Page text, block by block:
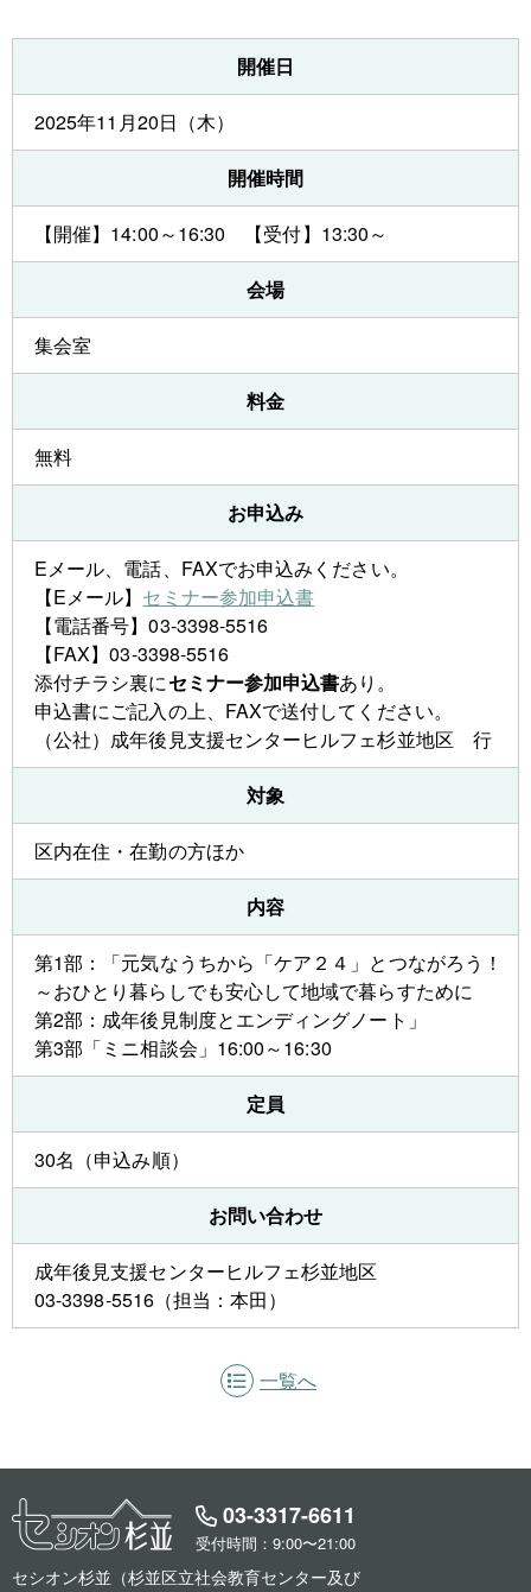
開催日
2025年11月20日（木）
開催時間
【開催】14:00～16:30 【受付】13:30～
会場
集会室
料金
無料
お申込み
Eメール、電話、FAXでお申込みください。
【Eメール】 セミナー参加申込書
【電話番号】03-3398-5516
【FAX】03-3398-5516
添付チラシ裏にセミナー参加申込書あり。
申込書にご記入の上、FAXで送付してください。
（公社）成年後見支援センターヒルフェ杉並地区 行
対象
区内在住・在勤の方ほか
内容
第1部：「元気なうちから「ケア２４」とつながろう！
～おひとり暮らしでも安心して地域で暮らすために
第2部：成年後見制度とエンディングノート」
第3部「ミニ相談会」16:00～16:30
定員
30名（申込み順）
お問い合わせ
成年後見支援センターヒルフェ杉並地区
03-3398-5516（担当：本田）
一覧へ
03-3317-6611
受付時間：9:00〜21:00
セシオン杉並（杉並区立社会教育センター及び